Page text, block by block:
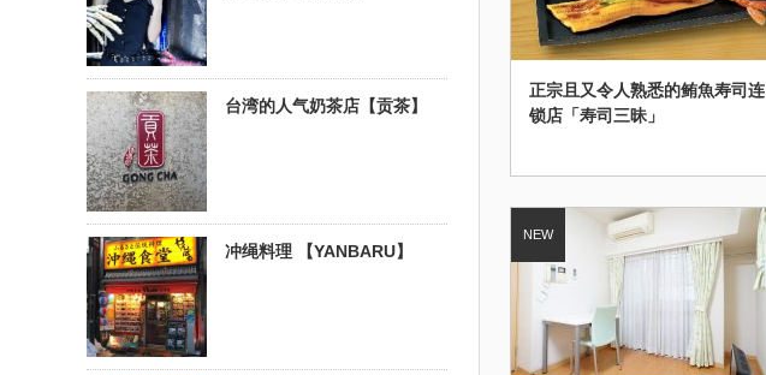
正宗且又令人熟悉的鲔魚寿司连
锁店「寿司三昧」
台湾的人气奶茶店【贡茶】
冲绳料理 【YANBARU】